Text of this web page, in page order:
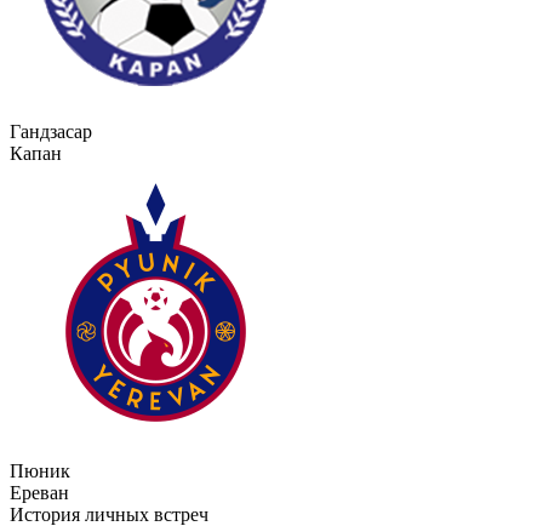
Гандзасар
Капан
Пюник
Ереван
История личных встреч